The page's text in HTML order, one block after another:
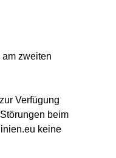
zweiten
Verfügung
beim
keine